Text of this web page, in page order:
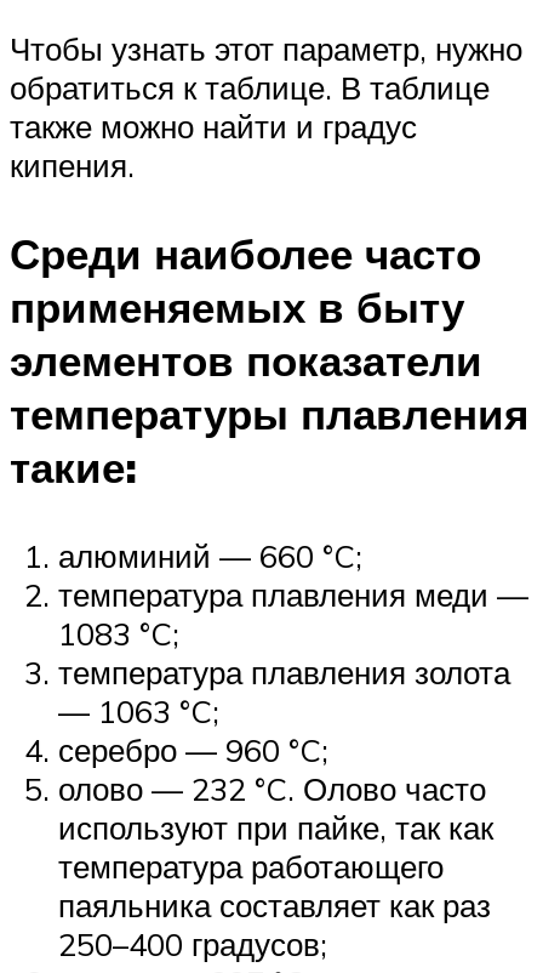
Чтобы узнать этот параметр, нужно
обратиться к таблице. В таблице
также можно найти и градус
кипения.
Среди наиболее часто
применяемых в быту
элементов показатели
температуры плавления
такие:
алюминий — 660 °C;
температура плавления меди —
1083 °C;
температура плавления золота
— 1063 °C;
серебро — 960 °C;
олово — 232 °C. Олово часто
используют при пайке, так как
температура работающего
паяльника составляет как раз
250–400 градусов;